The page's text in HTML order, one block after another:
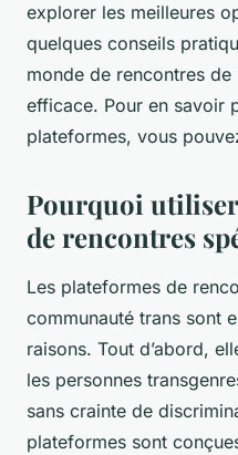
explorer les meilleures
quelques conseils
monde de rencontres
efficace. Pour en savoir
plateformes, vous
Pourquoi
de rencontres
Les plateformes de
communauté trans sont
raisons. Tout d’abord,
les personnes
sans crainte de
plateformes sont